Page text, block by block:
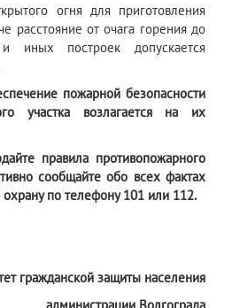
огня для приготовления
расстояние от очага горения до
иных построек допускается
пожарной безопасности
участка возлагается на их
правила противопожарного
сообщайте обо всех фактах
по телефону 101 или 112.
гражданской защиты населения